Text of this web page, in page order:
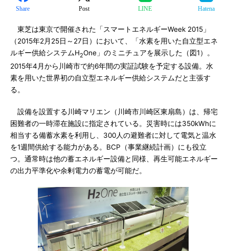
Share Post LINE Hatena
東芝は東京で開催された「スマートエネルギーWeek 2015」
（2015年2月25日～27日）において、「水素を用いた自立型エネ
ルギー供給システムH2One」のミニチュアを展示した（図1）。
2015年4月から川崎市で約6年間の実証試験を予定する設備。水
素を用いた世界初の自立型エネルギー供給システムだと主張す
る。
設備を設置する川崎マリエン（川崎市川崎区東扇島）は、帰宅
困難者の一時滞在施設に指定されている。災害時には350kWhに
相当する備蓄水素を利用し、300人の避難者に対して電気と温水
を1週間供給する能力がある。BCP（事業継続計画）にも役立
つ。通常時は他の蓄エネルギー設備と同様、再生可能エネルギー
の出力平準化や余剰電力の蓄電が可能だ。